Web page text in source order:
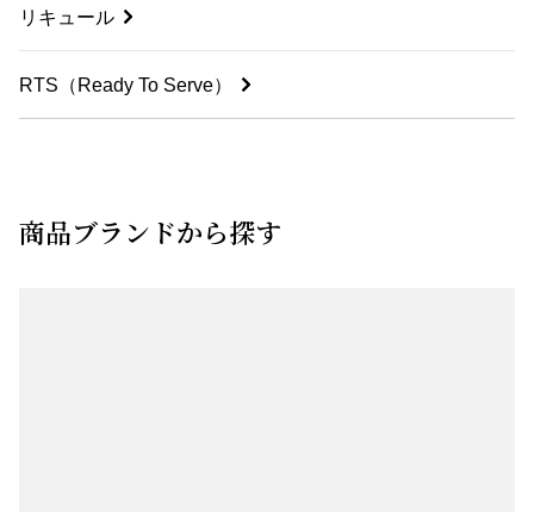
リキュール
RTS（Ready To Serve）
商品ブランドから探す